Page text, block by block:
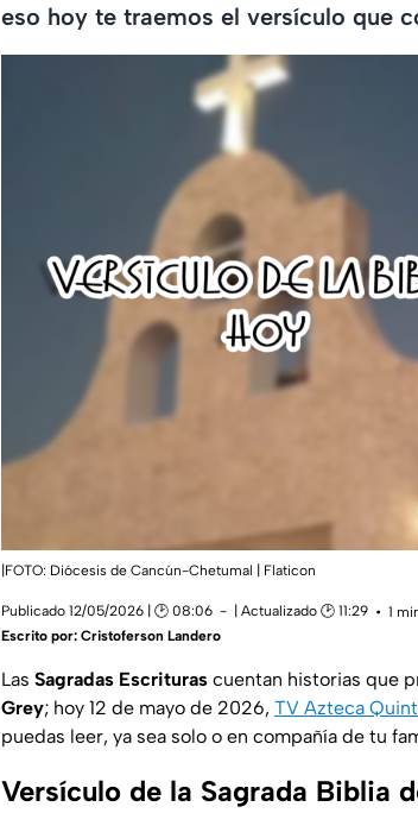
eso hoy te traemos el versículo que
|FOTO: Diócesis de Cancún-Chetumal | Flaticon
Publicado 12/05/2026 | 🕑 08:06 | Actualizado 🕑 11:29
1
Escrito por: Cristoferson Landero
Las Sagradas Escrituras cuentan historias que
Grey; hoy 12 de mayo de 2026, TV Azteca
puedas leer, ya sea solo o en compañía de tu
Versículo de la Sagrada Biblia